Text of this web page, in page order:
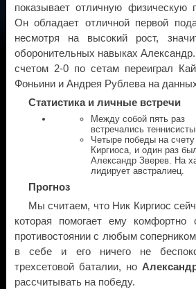
показывает отличную физическую
Он обладает отличной первой
несмотря на высокий рост,
оборонительных навыках
счетом 2-0 по сетам переиграл
Фоньини и Андрея Рублева на
Статистика и личные встречи
Между собой пять раз
встречались
Четыре победы на
Киргиоса, и один раз
Александр Зверев. На
лидирует австралиец.
Прогноз
Мы считаем, что Ник Киргиос
которая помогает ему комфортно
противостоянии с любым
в себе и его ничего не
трехсетовой баталии, но
рассчитывать на победу.